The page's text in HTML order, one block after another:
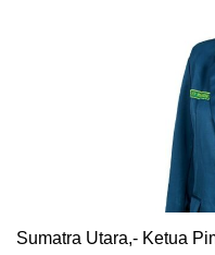
Sumatra Utara,- Ketua